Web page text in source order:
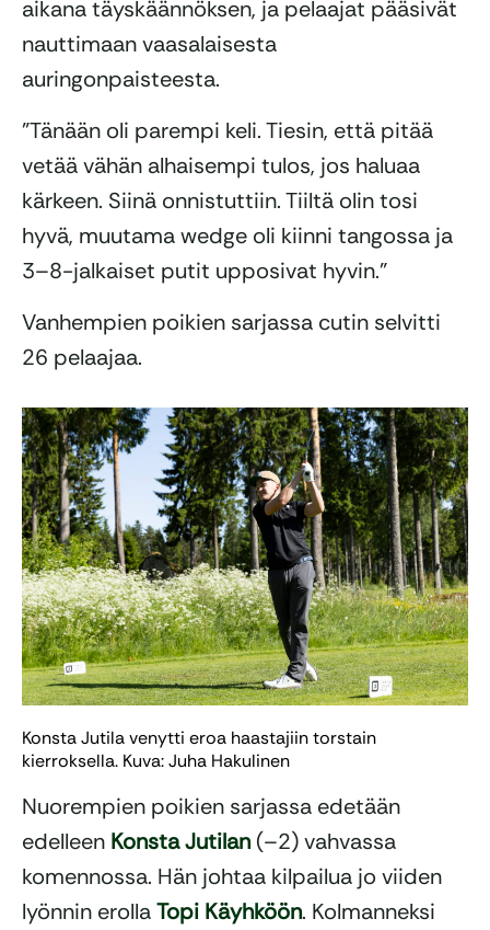
aikana täyskäännöksen, ja pelaajat pääsivät
nauttimaan vaasalaisesta
auringonpaisteesta.
”Tänään oli parempi keli. Tiesin, että pitää
vetää vähän alhaisempi tulos, jos haluaa
kärkeen. Siinä onnistuttiin. Tiiltä olin tosi
hyvä, muutama wedge oli kiinni tangossa ja
3–8-jalkaiset putit upposivat hyvin.”
Vanhempien poikien sarjassa cutin selvitti
26 pelaajaa.
Konsta Jutila venytti eroa haastajiin torstain
kierroksella. Kuva: Juha Hakulinen
Nuorempien poikien sarjassa edetään
edelleen Konsta Jutilan(–2) vahvassa
komennossa. Hän johtaa kilpailua jo viiden
lyönnin erollaTopi Käyhköön. Kolmanneksi